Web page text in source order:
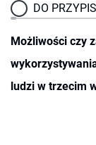
DO
Możliwości czy
ludzi w trzecim